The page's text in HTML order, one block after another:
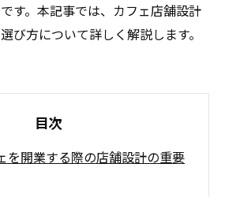
す。本記事では、カフェ店舗設計
び方について詳しく解説します。
目次
を開業する際の店舗設計の重要